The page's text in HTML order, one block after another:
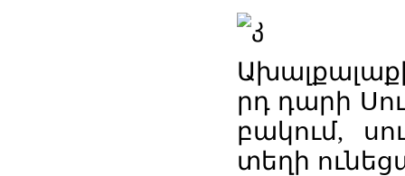
րդ դարի
բակում,
տեղի